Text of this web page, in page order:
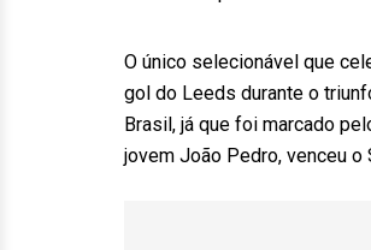
O único selecionável que
gol do Leeds durante o
Brasil, já que foi marcado
jovem João Pedro, venceu o